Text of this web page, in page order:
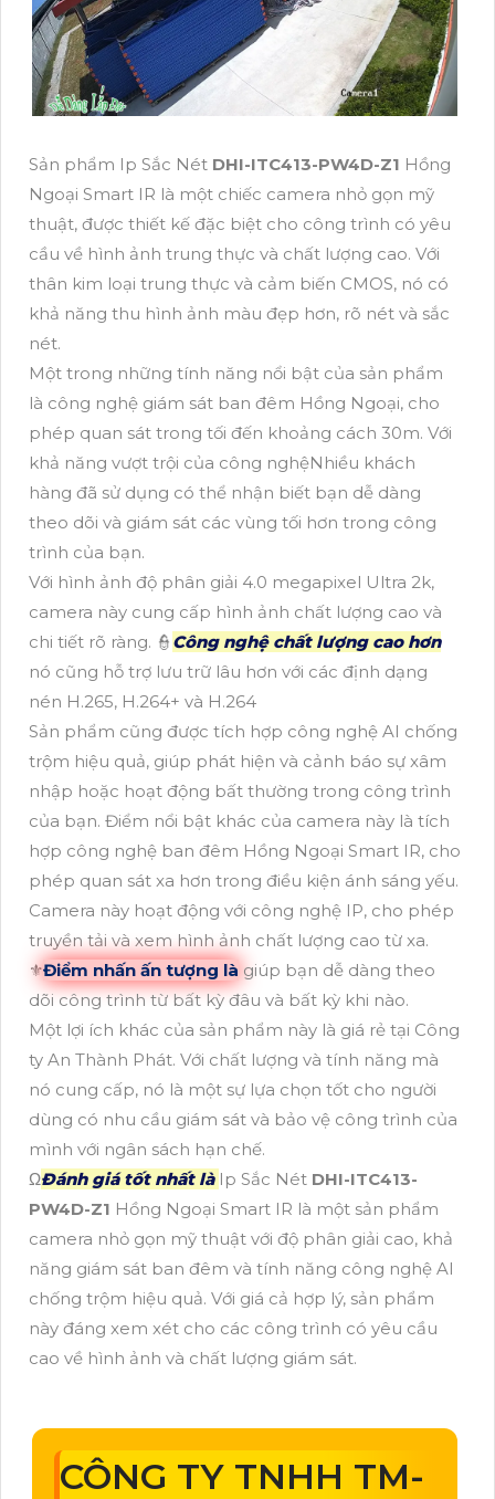
Sản phẩm Ip Sắc Nét DHI-ITC413-PW4D-Z1 Hồng
Ngoại Smart IR là một chiếc camera nhỏ gọn mỹ
thuật, được thiết kế đặc biệt cho công trình có yêu
cầu về hình ảnh trung thực và chất lượng cao. Với
thân kim loại trung thực và cảm biến CMOS, nó có
khả năng thu hình ảnh màu đẹp hơn, rõ nét và sắc
nét.
Một trong những tính năng nổi bật của sản phẩm
là công nghệ giám sát ban đêm Hồng Ngoại, cho
phép quan sát trong tối đến khoảng cách 30m. Với
khả năng vượt trội của công nghệNhiều khách
hàng đã sử dụng có thể nhận biết bạn dễ dàng
theo dõi và giám sát các vùng tối hơn trong công
trình của bạn.
Với hình ảnh độ phân giải 4.0 megapixel Ultra 2k,
camera này cung cấp hình ảnh chất lượng cao và
chi tiết rõ ràng. 👮 Công nghệ chất lượng cao hơn
nó cũng hỗ trợ lưu trữ lâu hơn với các định dạng
nén H.265, H.264+ và H.264
Sản phẩm cũng được tích hợp công nghệ AI chống
trộm hiệu quả, giúp phát hiện và cảnh báo sự xâm
nhập hoặc hoạt động bất thường trong công trình
của bạn. Điểm nổi bật khác của camera này là tích
hợp công nghệ ban đêm Hồng Ngoại Smart IR, cho
phép quan sát xa hơn trong điều kiện ánh sáng yếu.
Camera này hoạt động với công nghệ IP, cho phép
truyền tải và xem hình ảnh chất lượng cao từ xa.
⚜️Điểm nhấn ấn tượng là giúp bạn dễ dàng theo
dõi công trình từ bất kỳ đâu và bất kỳ khi nào.
Một lợi ích khác của sản phẩm này là giá rẻ tại Công
ty An Thành Phát. Với chất lượng và tính năng mà
nó cung cấp, nó là một sự lựa chọn tốt cho người
dùng có nhu cầu giám sát và bảo vệ công trình của
mình với ngân sách hạn chế.
ΩĐánh giá tốt nhất là Ip Sắc Nét DHI-ITC413-
PW4D-Z1 Hồng Ngoại Smart IR là một sản phẩm
camera nhỏ gọn mỹ thuật với độ phân giải cao, khả
năng giám sát ban đêm và tính năng công nghệ AI
chống trộm hiệu quả. Với giá cả hợp lý, sản phẩm
này đáng xem xét cho các công trình có yêu cầu
cao về hình ảnh và chất lượng giám sát.
CÔNG TY TNHH TM-